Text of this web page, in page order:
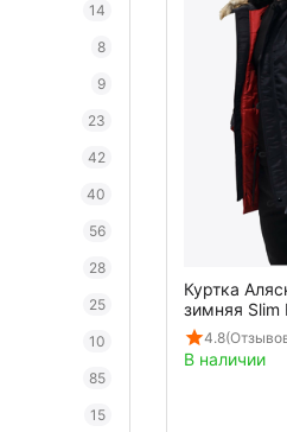
Куртка
зимняя Slim
4.8
В наличии
14
8
9
23
42
40
56
28
25
10
85
15